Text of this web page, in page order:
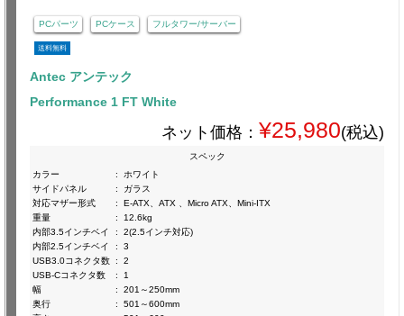
PCパーツ PCケース フルタワー/サーバー
送料無料
Antec アンテック
Performance 1 FT White
ネット価格： ¥25,980(税込)
スペック
カラー
:
ホワイト
サイドパネル
:
ガラス
対応マザー形式
:
E-ATX、ATX 、Micro ATX、Mini-ITX
重量
:
12.6kg
内部3.5インチベイ
:
2(2.5インチ対応)
内部2.5インチベイ
:
3
USB3.0コネクタ数 :
2
USB-Cコネクタ数
:
1
幅
:
201～250mm
奥行
:
501～600mm